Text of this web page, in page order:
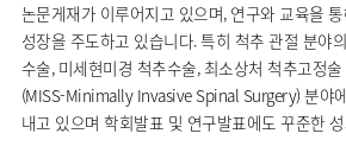
논문게재가 이루어지고 있으며, 연구와 교육을
성장을 주도하고 있습니다. 특히 척추 관절 분야
수술, 미세현미경 척추수술, 최소상처 척추고정
(MISS-Minimally Invasive Spinal Surgery) 분야
내고 있으며 학회발표 및 연구발표에도 꾸준한